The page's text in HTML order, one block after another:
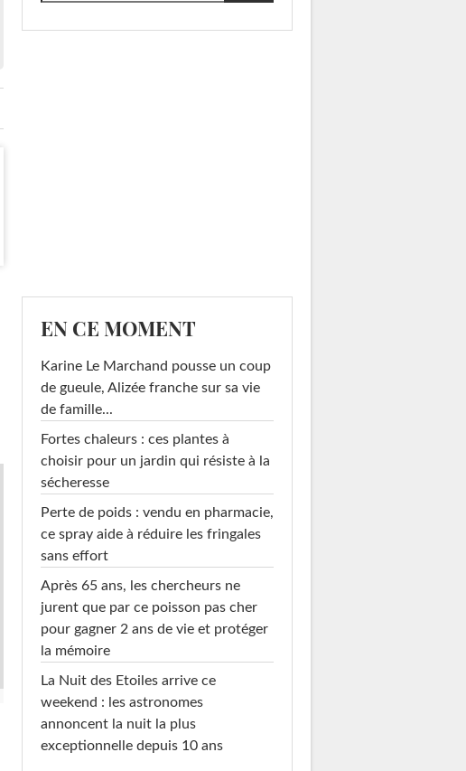
EN CE MOMENT
Karine Le Marchand pousse un coup
de gueule, Alizée franche sur sa vie
de famille...
Fortes chaleurs : ces plantes à
choisir pour un jardin qui résiste à la
sécheresse
Perte de poids : vendu en pharmacie,
ce spray aide à réduire les fringales
sans effort
Après 65 ans, les chercheurs ne
jurent que par ce poisson pas cher
pour gagner 2 ans de vie et protéger
la mémoire
La Nuit des Etoiles arrive ce
weekend : les astronomes
annoncent la nuit la plus
exceptionnelle depuis 10 ans